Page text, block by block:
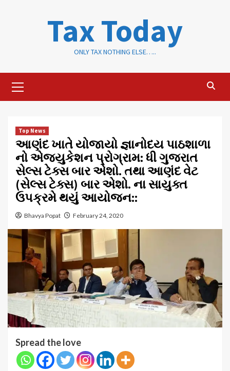
Tax Today
ONLY TAX NOTHING ELSE…..
Menu
Top News
આણંદ ખાતે યોજાયો જ્ઞાનોદય પાઠશાળા
નો એજ્યુકેશન પ્રોગ્રામ: ધી ગુજરાત
સેલ્સ ટેક્સ બાર એશો. તથા આણંદ વેટ
(સેલ્સ ટેક્સ) બાર એશો. ના સાયુક્ત
ઉપક્રમે થયું આયોજન::
Bhavya Popat February 24, 2020
Spread the love